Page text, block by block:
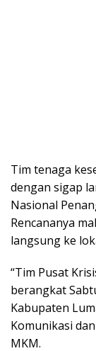
Tim tenaga
dengan sigap
Nasional
Rencananya
langsung ke
“Tim Pusat
berangkat
Kabupaten
Komunikasi
MKM.